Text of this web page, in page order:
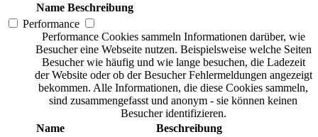
Name Beschreibung
Performance
Performance Cookies sammeln Informationen darüber, wie
Besucher eine Webseite nutzen. Beispielsweise welche Seiten
Besucher wie häufig und wie lange besuchen, die Ladezeit
der Website oder ob der Besucher Fehlermeldungen angezeigt
bekommen. Alle Informationen, die diese Cookies sammeln,
sind zusammengefasst und anonym - sie können keinen
Besucher identifizieren.
Name
Beschreibung